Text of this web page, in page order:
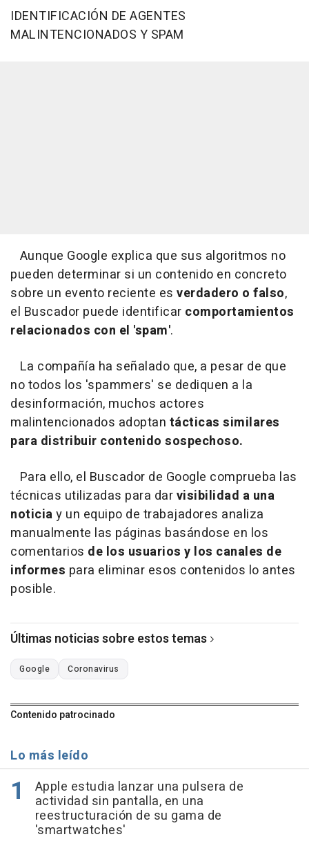
IDENTIFICACIÓN DE AGENTES
MALINTENCIONADOS Y SPAM
Aunque Google explica que sus algoritmos no
pueden determinar si un contenido en concreto
sobre un evento reciente es verdadero o falso,
el Buscador puede identificar comportamientos
relacionados con el 'spam'.
La compañía ha señalado que, a pesar de que
no todos los 'spammers' se dediquen a la
desinformación, muchos actores
malintencionados adoptan tácticas similares
para distribuir contenido sospechoso.
Para ello, el Buscador de Google comprueba las
técnicas utilizadas para darvisibilidad a una
noticiay un equipo de trabajadores analiza
manualmente las páginas basándose en los
comentarios de los usuarios y los canales de
informes para eliminar esos contenidos lo antes
posible.
Últimas noticias sobre estos temas
Google Coronavirus
Contenido patrocinado
Lo más leído
Apple estudia lanzar una pulsera de
actividad sin pantalla, en una
reestructuración de su gama de
'smartwatches'